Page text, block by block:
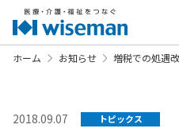
ホーム お知らせ 増税での処遇
2018.09.07 トピックス